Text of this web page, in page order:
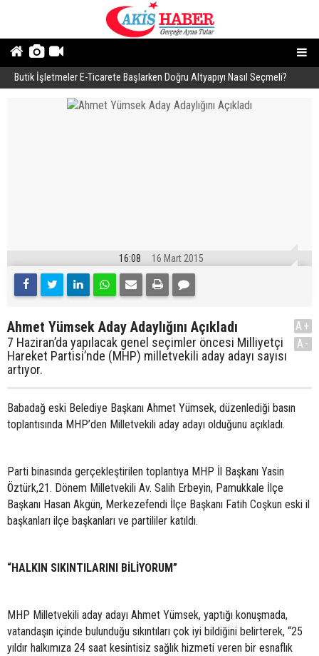
Butik İşletmeler E-Ticarete Başlarken Doğru Altyapıyı Nasıl Seçmeli?
16:08 16 Mart 2015
Ahmet Yümsek Aday Adaylığını Açıkladı
7 Haziran’da yapılacak genel seçimler öncesi Milliyetçi
Hareket Partisi’nde (MHP) milletvekili aday adayı sayısı
artıyor.
A+
A-
Babadağ eski Belediye Başkanı Ahmet Yümsek, düzenlediği basın
toplantısında MHP’den Milletvekili aday adayı olduğunu açıkladı.
Parti binasında gerçekleştirilen toplantıya MHP İl Başkanı Yasin
Öztürk,21. Dönem Milletvekili Av. Salih Erbeyin, Pamukkale İlçe
Başkanı Hasan Akgün, Merkezefendi İlçe Başkanı Fatih Coşkun eski il
başkanları ilçe başkanları ve partililer katıldı.
“HALKIN SIKINTILARINI BİLİYORUM”
MHP Milletvekili aday adayı Ahmet Yümsek, yaptığı konuşmada,
vatandaşın içinde bulunduğu sıkıntıları çok iyi bildiğini belirterek, “25
yıldır halkımıza 24 saat kesintisiz sağlık hizmeti veren bir esnaflık